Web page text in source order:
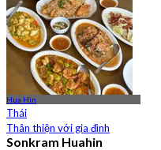
Hua Hin
Thái
Thân thiện với gia đình
Sonkram Huahin